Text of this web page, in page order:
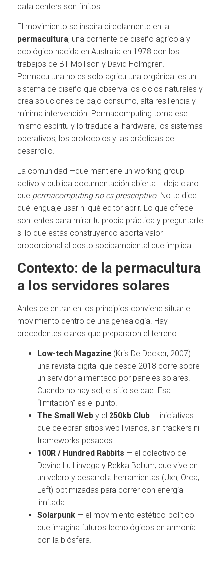
data centers son finitos.
El movimiento se inspira directamente en la
permacultura, una corriente de diseño agrícola y
ecológico nacida en Australia en 1978 con los
trabajos de Bill Mollison y David Holmgren.
Permacultura no es solo agricultura orgánica: es un
sistema de diseño que observa los ciclos naturales y
crea soluciones de bajo consumo, alta resiliencia y
mínima intervención. Permacomputing toma ese
mismo espíritu y lo traduce al hardware, los sistemas
operativos, los protocolos y las prácticas de
desarrollo.
La comunidad —que mantiene un working group
activo y publica documentación abierta— deja claro
que permacomputing no es prescriptivo. No te dice
qué lenguaje usar ni qué editor abrir. Lo que ofrece
son lentes para mirar tu propia práctica y preguntarte
si lo que estás construyendo aporta valor
proporcional al costo socioambiental que implica.
Contexto: de la permacultura
a los servidores solares
Antes de entrar en los principios conviene situar el
movimiento dentro de una genealogía. Hay
precedentes claros que prepararon el terreno:
Low-tech Magazine (Kris De Decker, 2007) —
una revista digital que desde 2018 corre sobre
un servidor alimentado por paneles solares.
Cuando no hay sol, el sitio se cae. Esa
“limitación” es el punto.
The Small Web y el 250kb Club — iniciativas
que celebran sitios web livianos, sin trackers ni
frameworks pesados.
100R / Hundred Rabbits — el colectivo de
Devine Lu Linvega y Rekka Bellum, que vive en
un velero y desarrolla herramientas (Uxn, Orca,
Left) optimizadas para correr con energía
limitada.
Solarpunk — el movimiento estético-político
que imagina futuros tecnológicos en armonía
con la biósfera.